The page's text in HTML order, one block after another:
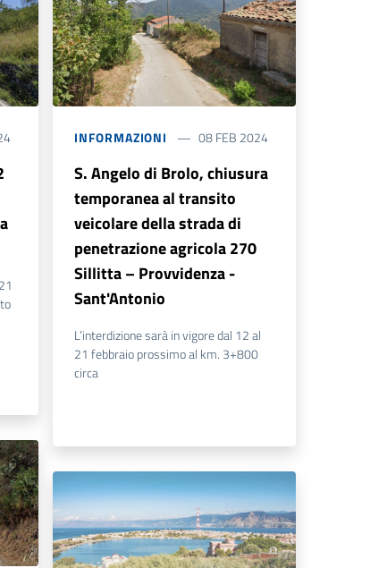
INFORMAZIONI 08 FEB 2024
S. Angelo di Brolo, chiusura
temporanea al transito
veicolare della strada di
penetrazione agricola 270
Sillitta – Provvidenza -
Sant'Antonio
L’interdizione sarà in vigore dal 12 al
21 febbraio prossimo al km. 3+800
circa